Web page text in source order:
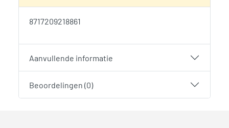
8717209218861
Aanvullende informatie
Beoordelingen (0)